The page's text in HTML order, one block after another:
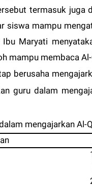
termasuk juga
siswa mampu
Maryati
mampu membaca Al-
berusaha
guru dalam
mengajarkan Al-